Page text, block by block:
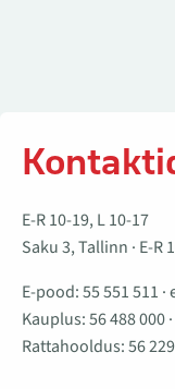
E-R 10-19, L 10-17
Saku 3, Tallinn · E-R
E-pood:55 551 511 ·
Kauplus:56 488 000·
Rattahooldus:56